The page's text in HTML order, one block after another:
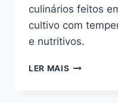
culinários feitos
cultivo com
e nutritivos.
LER MAIS TEMPEROS